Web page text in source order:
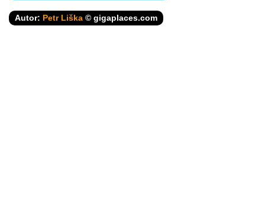
Autor: Petr Liška © gigaplaces.com